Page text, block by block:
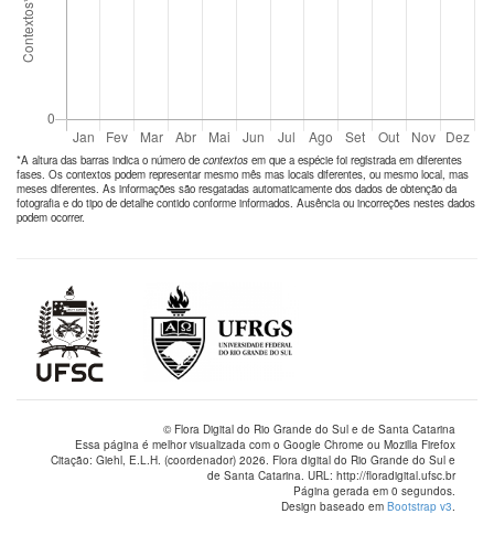
*A altura das barras indica o número de contextos em que a espécie foi registrada em diferentes
fases. Os contextos podem representar mesmo mês mas locais diferentes, ou mesmo local, mas
meses diferentes. As informações são resgatadas automaticamente dos dados de obtenção da
fotografia e do tipo de detalhe contido conforme informados. Ausência ou incorreções nestes dados
podem ocorrer.
© Flora Digital do Rio Grande do Sul e de Santa Catarina
Essa página é melhor visualizada com o Google Chrome ou Mozilla Firefox
Citação: Giehl, E.L.H. (coordenador) 2026. Flora digital do Rio Grande do Sul e
de Santa Catarina. URL: http://floradigital.ufsc.br
Página gerada em 0 segundos.
Design baseado em Bootstrap v3.